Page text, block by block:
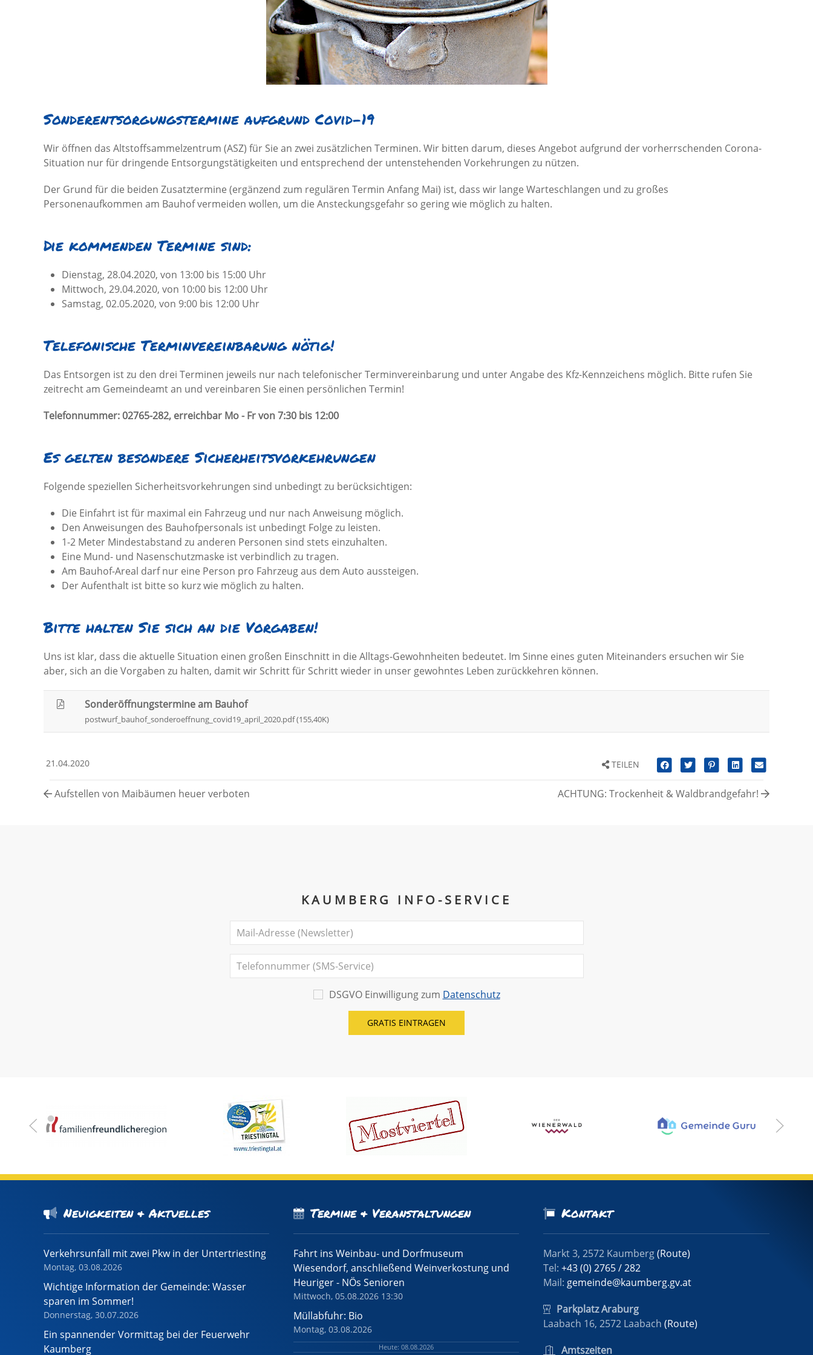
Sonderentsorgungstermine aufgrund Covid-19
Wir öffnen das Altstoffsammelzentrum (ASZ) für Sie an zwei zusätzlichen Terminen. Wir bitten darum, dieses Angebot aufgrund der vorherrschenden Corona-
Situation nur für dringende Entsorgungstätigkeiten und entsprechend der untenstehenden Vorkehrungen zu nützen.
Der Grund für die beiden Zusatztermine (ergänzend zum regulären Termin Anfang Mai) ist, dass wir lange Warteschlangen und zu großes
Personenaufkommen am Bauhof vermeiden wollen, um die Ansteckungsgefahr so gering wie möglich zu halten.
Die kommenden Termine sind:
Dienstag, 28.04.2020, von 13:00 bis 15:00 Uhr
Mittwoch, 29.04.2020, von 10:00 bis 12:00 Uhr
Samstag, 02.05.2020, von 9:00 bis 12:00 Uhr
Telefonische Terminvereinbarung nötig!
Das Entsorgen ist zu den drei Terminen jeweils nur nach telefonischer Terminvereinbarung und unter Angabe des Kfz-Kennzeichens möglich. Bitte rufen Sie
zeitrecht am Gemeindeamt an und vereinbaren Sie einen persönlichen Termin!
Telefonnummer: 02765-282, erreichbar Mo - Fr von 7:30 bis 12:00
Es gelten besondere Sicherheitsvorkehrungen
Folgende speziellen Sicherheitsvorkehrungen sind unbedingt zu berücksichtigen:
Die Einfahrt ist für maximal ein Fahrzeug und nur nach Anweisung möglich.
Den Anweisungen des Bauhofpersonals ist unbedingt Folge zu leisten.
1-2 Meter Mindestabstand zu anderen Personen sind stets einzuhalten.
Eine Mund- und Nasenschutzmaske ist verbindlich zu tragen.
Am Bauhof-Areal darf nur eine Person pro Fahrzeug aus dem Auto aussteigen.
Der Aufenthalt ist bitte so kurz wie möglich zu halten.
Bitte halten Sie sich an die Vorgaben!
Uns ist klar, dass die aktuelle Situation einen großen Einschnitt in die Alltags-Gewohnheiten bedeutet. Im Sinne eines guten Miteinanders ersuchen wir Sie
aber, sich an die Vorgaben zu halten, damit wir Schritt für Schritt wieder in unser gewohntes Leben zurückkehren können.
Sonderöffnungstermine am Bauhof
postwurf_bauhof_sonderoeffnung_covid19_april_2020.pdf (155,40K)
21.04.2020 TEILEN
Aufstellen von Maibäumen heuer verboten ACHTUNG: Trockenheit & Waldbrandgefahr!
KAUMBERG INFO-SERVICE
DSGVO Einwilligung zum Datenschutz
Neuigkeiten & Aktuelles
Verkehrsunfall mit zwei Pkw in der Untertriesting
Montag, 03.08.2026
Wichtige Information der Gemeinde: Wasser
sparen im Sommer!
Donnerstag, 30.07.2026
Ein spannender Vormittag bei der Feuerwehr
Kaumberg
Termine & Veranstaltungen
Fahrt ins Weinbau- und Dorfmuseum
Wiesendorf, anschließend Weinverkostung und
Heuriger - NÖs Senioren
Mittwoch, 05.08.2026 13:30
Müllabfuhr: Bio
Montag, 03.08.2026
Heute: 08.08.2026
Kontakt
Markt 3, 2572 Kaumberg(Route)
Tel:+43 (0) 2765 / 282
Mail: gemeinde@kaumberg.gv.at
Parkplatz Araburg
Laabach 16, 2572 Laabach(Route)
Amtszeiten